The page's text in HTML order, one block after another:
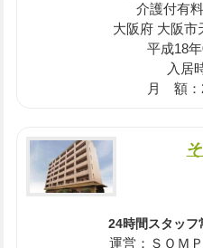
介護付有
大阪府 大阪市
平成18
入居
月 額：
24時間スタッ
運営：ＳＯＭ